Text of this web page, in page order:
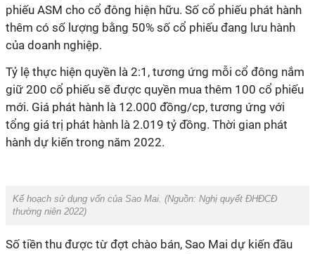
phiếu ASM cho cổ đông hiện hữu. Số cổ phiếu phát hành
thêm có số lượng bằng 50% số cổ phiếu đang lưu hành
của doanh nghiệp.
Tỷ lệ thực hiện quyền là 2:1, tương ứng mỗi cổ đông nắm
giữ 200 cổ phiếu sẽ được quyền mua thêm 100 cổ phiếu
mới. Giá phát hành là 12.000 đồng/cp, tương ứng với
tổng giá trị phát hành là 2.01 9 tỷ đồng. Thời gian phát
hành dự kiến trong năm 2022.
Kế hoạch sử dụng vốn của Sao Mai. (Nguồn: Nghị quyết ĐHĐCĐ
thường niên 2022)
Số tiền thu được từ đợt chào bán, Sao Mai dự kiến đầu